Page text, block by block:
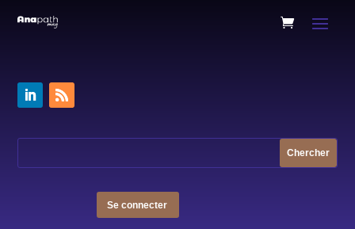
Se connecter